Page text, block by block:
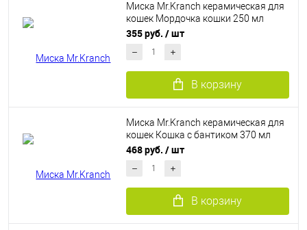
Миска Mr.Kranch керамическая для
кошек Мордочка кошки 250 мл
красная в горошек
355 руб. / шт
В корзину
Миска Mr.Kranch керамическая для
кошек Кошка с бантиком 370 мл
лиловая
468 руб. / шт
В корзину